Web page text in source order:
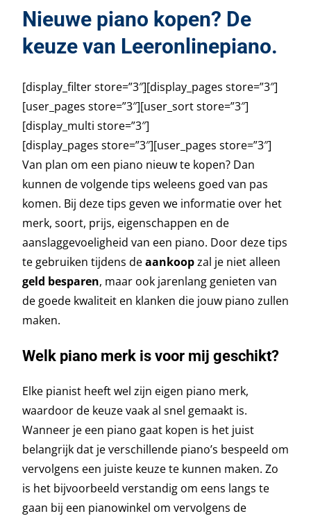
Nieuwe piano kopen? De
keuze van Leeronlinepiano.
[display_filter store=”3″][display_pages store=”3″]
[user_pages store=”3″][user_sort store=”3″]
[display_multi store=”3″]
[display_pages store=”3″][user_pages store=”3″]
Van plan om een piano nieuw te kopen? Dan
kunnen de volgende tips weleens goed van pas
komen. Bij deze tips geven we informatie over het
merk, soort, prijs, eigenschappen en de
aanslaggevoeligheid van een piano. Door deze tips
te gebruiken tijdens deaankoopzal je niet alleen
geld besparen, maar ook jarenlang genieten van
de goede kwaliteit en klanken die jouw piano zullen
maken.
Welk piano merk is voor mij geschikt?
Elke pianist heeft wel zijn eigen piano merk,
waardoor de keuze vaak al snel gemaakt is.
Wanneer je een piano gaat kopen is het juist
belangrijk dat je verschillende piano’s bespeeld om
vervolgens een juiste keuze te kunnen maken. Zo
is het bijvoorbeeld verstandig om eens langs te
gaan bij een pianowinkel om vervolgens de